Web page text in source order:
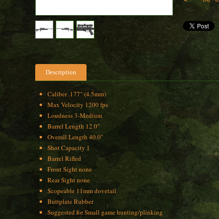
Description
Caliber .177" (4.5mm)
Max Velocity 1200 fps
Loudness 3-Medium
Barrel Length 12.0"
Overall Length 40.0"
Shot Capacity 1
Barrel Rifled
Front Sight none
Rear Sight none
Scopeable 11mm dovetail
Buttplate Rubber
Suggested for Small game hunting/plinking